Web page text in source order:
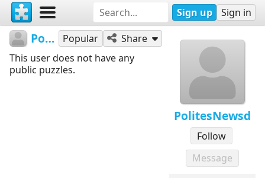
Sign up Sign in
PolitesNewsd
Follow
Message
PolitesNewsd Popular
Share
This user does not have any
public puzzles.